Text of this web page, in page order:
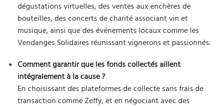
dégustations virtuelles, des ventes aux enchères de
bouteilles, des concerts de charité associant vin et
musique, ainsi que des événements locaux comme les
Vendanges Solidaires réunissant vignerons et passionnés.
Comment garantir que les fonds collectés aillent
intégralement à la cause ?
En choisissant des plateformes de collecte sans frais de
transaction comme Zeffy, et en négociant avec des